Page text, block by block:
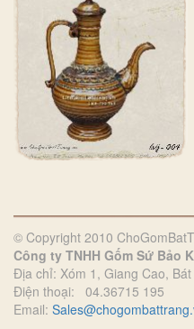
© Copyright 2010
Công ty TNHH Gốm Sứ Bảo
Địa chỉ: Xóm 1, Giang Cao,
Điện thoại: 04.36715 195
Email: